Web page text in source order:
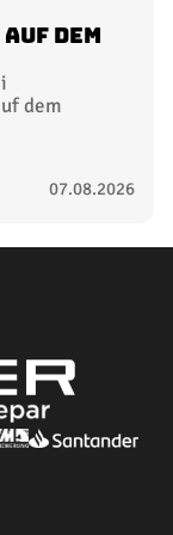
dem
dem
07.08.2026